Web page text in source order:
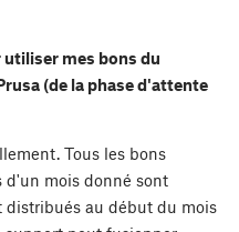
mes bons du
(de la phase d'attente
Tous les bons
mois donné sont
distribués au début du mois